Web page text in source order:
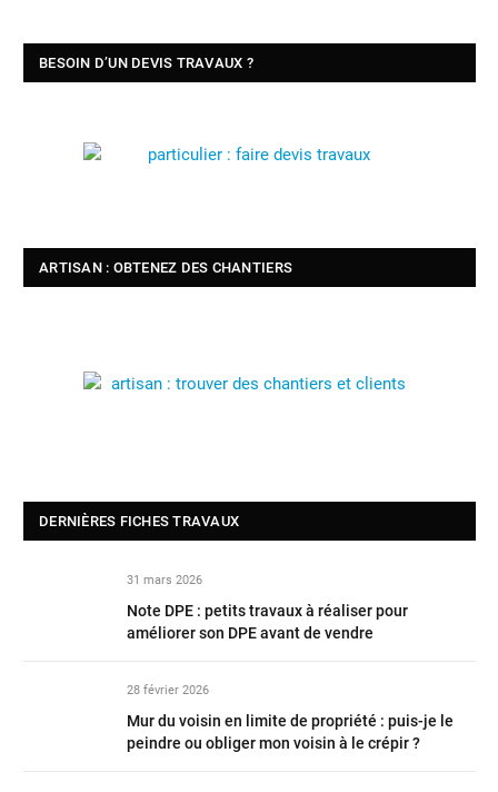
BESOIN D’UN DEVIS TRAVAUX ?
ARTISAN : OBTENEZ DES CHANTIERS
DERNIÈRES FICHES TRAVAUX
31 mars 2026
Note DPE : petits travaux à réaliser pour
améliorer son DPE avant de vendre
28 février 2026
Mur du voisin en limite de propriété : puis-je le
peindre ou obliger mon voisin à le crépir ?